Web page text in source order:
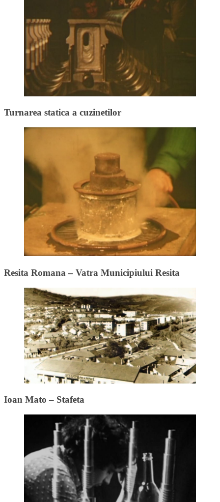
Turnarea statica a cuzinetilor
Resita Romana – Vatra Municipiului Resita
Ioan Mato – Stafeta